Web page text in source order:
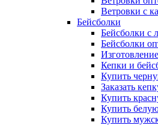
Ветровки с
Бейсболки
Бейсболки с
Бейсболки
Кепки и
Купить
Заказать
Купить
Купить
Купить